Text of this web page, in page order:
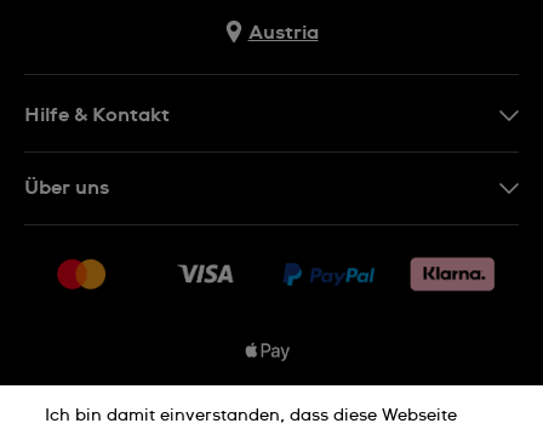
Austria
Hilfe & Kontakt
Rückgaberecht
Über uns
Jobs
Ich bin damit einverstanden, dass diese Webseite